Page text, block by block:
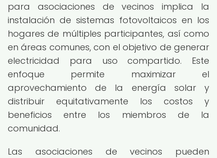
para asociaciones de vecinos implica la
instalación de sistemas fotovoltaicos en los
hogares de múltiples participantes, así como
en áreas comunes, con el objetivo de generar
electricidad para uso compartido. Este
enfoque permite maximizar el
aprovechamiento de la energía solar y
distribuir equitativamente los costos y
beneficios entre los miembros de la
comunidad.
Las asociaciones de vecinos pueden